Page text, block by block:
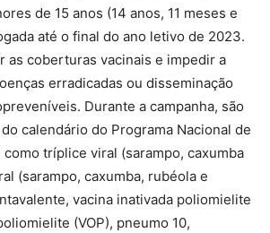
de 15 anos (14 anos, 11 meses e
até o final do ano letivo de 2023.
as coberturas vacinais e impedir a
erradicadas ou disseminação
Durante a campanha, são
calendário do Programa Nacional de
como tríplice viral (sarampo, caxumba
(sarampo, caxumba, rubéola e
vacina inativada poliomielite
(VOP), pneumo 10,